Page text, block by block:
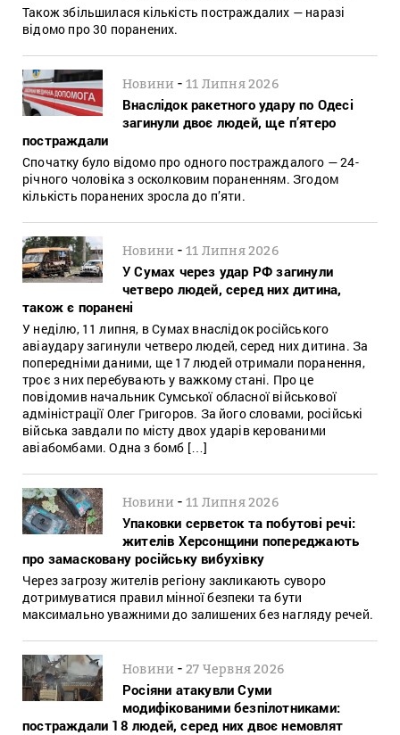
Також збільшилася кількість постраждалих — наразі
відомо про 30 поранених.
Новини -11 Липня 2026
Внаслідок ракетного удару по Одесі
загинули двоє людей, ще п’ятеро
постраждали
Спочатку було відомо про одного постраждалого — 24-
річного чоловіка з осколковим пораненням. Згодом
кількість поранених зросла до п’яти.
Новини -11 Липня 2026
У Сумах через удар РФ загинули
четверо людей, серед них дитина,
також є поранені
У неділю, 11 липня, в Сумах внаслідок російського
авіаудару загинули четверо людей, серед них дитина. За
попередніми даними, ще 17 людей отримали поранення,
троє з них перебувають у важкому стані. Про це
повідомив начальник Сумської обласної військової
адміністрації Олег Григоров. За його словами, російські
війська завдали по місту двох ударів керованими
авіабомбами. Одна з бомб […]
Новини -11 Липня 2026
Упаковки серветок та побутові речі:
жителів Херсонщини попереджають
про замасковану російську вибухівку
Через загрозу жителів регіону закликають суворо
дотримуватися правил мінної безпеки та бути
максимально уважними до залишених без нагляду речей.
Новини -27 Червня 2026
Росіяни атакувли Суми
модифікованими безпілотниками:
постраждали 18 людей, серед них двоє немовлят